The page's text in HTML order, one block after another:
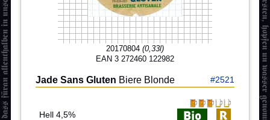
20170804 (0,33l)
EAN 3 272460 122982
Jade Sans Gluten Biere Blonde #2521
Hell 4,5%